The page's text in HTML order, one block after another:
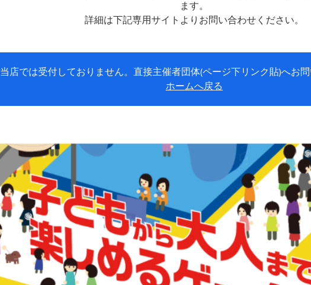
ます。
詳細は下記専用サイトよりお問い合わせください。
当店では受付しておりません。直接主催者団体(ページ下リンク貼)へお
ホームへ戻る